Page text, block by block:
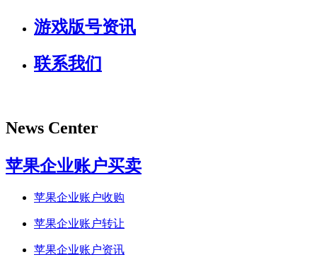
游戏版号资讯
联系我们
News Center
苹果企业账户买卖
苹果企业账户收购
苹果企业账户转让
苹果企业账户资讯